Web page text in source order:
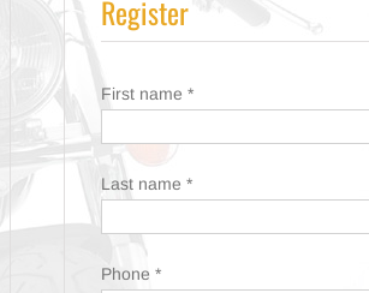
Register
First name *
Last name *
Phone *